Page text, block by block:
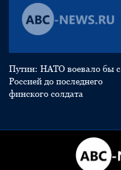
Путин: НАТО воевало бы с
Россией до последнего
финского солдата